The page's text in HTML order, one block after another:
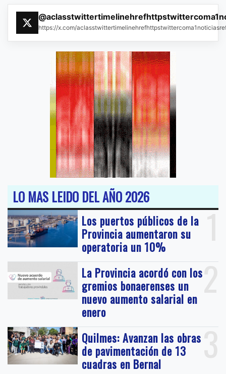
https://x.com/
LO MAS LEIDO DEL AÑO 2026
1
Los puertos públicos de la
Provincia aumentaron su
operatoria un 10%
2
La Provincia acordó con los
gremios bonaerenses un
nuevo aumento salarial en
enero
3
Quilmes: Avanzan las obras
de pavimentación de 13
cuadras en Bernal